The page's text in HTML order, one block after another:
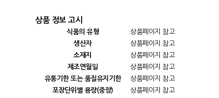
상품 정보 고시
식품의 유형
상품페이지 참고
생산자
상품페이지 참고
소재지
상품페이지 참고
제조연월일
상품페이지 참고
유통기한 또는 품질유지기한
상품페이지 참고
포장단위별 용량(중량)
상품페이지 참고